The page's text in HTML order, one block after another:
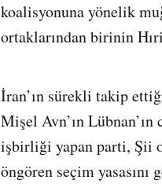
koalisyonuna yönelik
ortaklarından birinin
İran’ın sürekli takip
Mişel Avn’ın Lübnan’ın
işbirliği yapan parti, Şii
öngören seçim